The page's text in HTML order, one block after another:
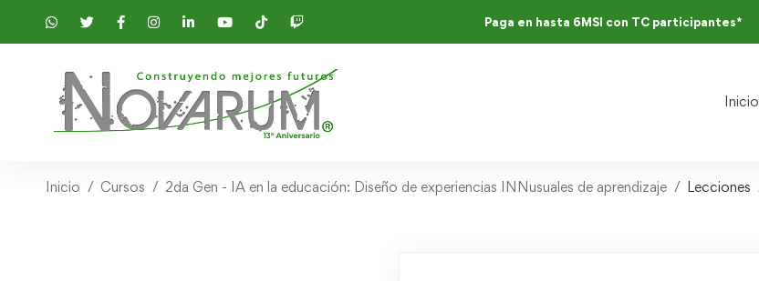
Paga en hasta 6MSI con TC participantes*
Inicio
Inicio Cursos 2da Gen - IA en la educación: Diseño de experiencias INNusuales de aprendizaje Lecciones